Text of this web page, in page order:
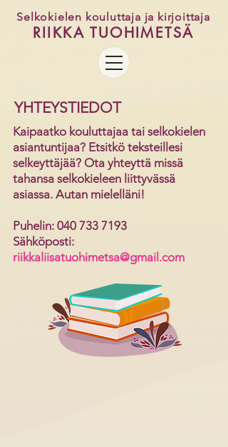
Selkokielen kouluttaja ja kirjoittaja
RIIKKA TUOHIMETSÄ
YHTEYSTIEDOT
Kaipaatko kouluttajaa tai selkokielen
asiantuntijaa? Etsitkö teksteillesi
selkeyttäjää? Ota yhteyttä missä
tahansa selkokieleen liittyvässä
asiassa. Autan mielelläni!
Puhelin: 040 733 7193
Sähköposti:
riikkaliisatuohimetsa@gmail.com